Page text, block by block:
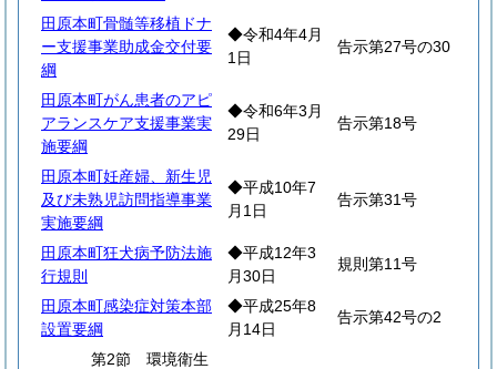
田原本町骨髄等移植ドナ
ー支援事業助成金交付要
綱
◆令和4年4月
1日
告示第27号の30
田原本町がん患者のアピ
アランスケア支援事業実
施要綱
◆令和6年3月
29日
告示第18号
田原本町妊産婦、新生児
及び未熟児訪問指導事業
実施要綱
◆平成10年7
月1日
告示第31号
田原本町狂犬病予防法施
行規則
◆平成12年3
月30日
規則第11号
田原本町感染症対策本部
設置要綱
◆平成25年8
月14日
告示第42号の2
第2節 環境衛生